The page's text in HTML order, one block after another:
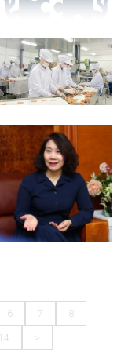
6 7 8
14 >